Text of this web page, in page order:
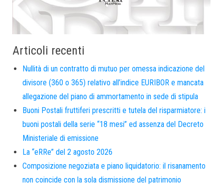
Articoli recenti
Nullità di un contratto di mutuo per omessa indicazione del
divisore (360 o 365) relativo all’indice EURIBOR e mancata
allegazione del piano di ammortamento in sede di stipula
Buoni Postali fruttiferi prescritti e tutela del risparmiatore: i
buoni postali della serie “18 mesi” ed assenza del Decreto
Ministeriale di emissione
La “eRRe” del 2 agosto 2026
Composizione negoziata e piano liquidatorio: il risanamento
non coincide con la sola dismissione del patrimonio